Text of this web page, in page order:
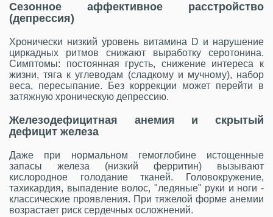
Сезонное аффективное расстройство
(депрессия)
Хронически низкий уровень витамина D и нарушение
циркадных ритмов снижают выработку серотонина.
Симптомы: постоянная грусть, снижение интереса к
жизни, тяга к углеводам (сладкому и мучному), набор
веса, пересыпание. Без коррекции может перейти в
затяжную хроническую депрессию.
Железодефицитная анемия и скрытый
дефицит железа
Даже при нормальном гемоглобине истощенные
запасы железа (низкий ферритин) вызывают
кислородное голодание тканей. Головокружение,
тахикардия, выпадение волос, "ледяные" руки и ноги -
классические проявления. При тяжелой форме анемии
возрастает риск сердечных осложнений.